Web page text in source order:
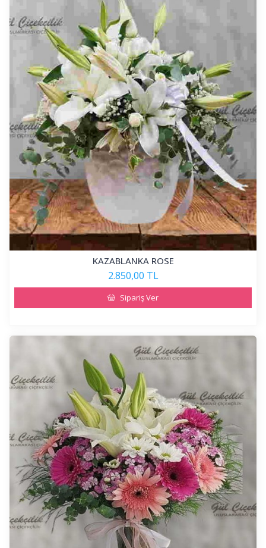
KAZABLANKA ROSE
2.850,00 TL
Sipariş Ver